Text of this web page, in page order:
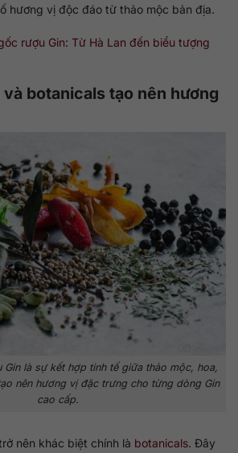
hương vị độc đáo từ thảo mộc bản địa.
rượu Gin: Từ Hà Lan đến biểu tượng
botanicals tạo nên hương
Gin là sự kết hợp tinh tế giữa thảo mộc, hoa,
nên hương vị đặc trưng cho từng dòng Gin
cao cấp.
nên khác biệt chính là botanicals. Đây